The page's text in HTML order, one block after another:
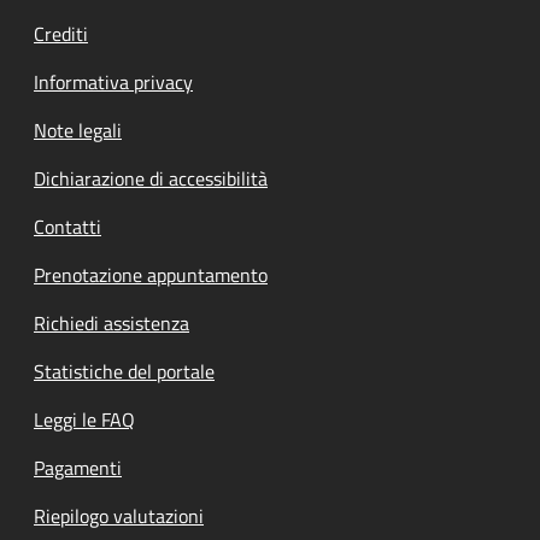
Crediti
Informativa privacy
Note legali
Dichiarazione di accessibilità
Contatti
Prenotazione appuntamento
Richiedi assistenza
Statistiche del portale
Leggi le FAQ
Pagamenti
Riepilogo valutazioni